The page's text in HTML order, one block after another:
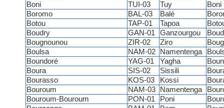
Boni
TUI-03 Tuy
Boni
Boromo
BAL-03 Balé
Botou
TAP-01 Tapoa
Boudry
GAN-01 Ganzourgou
Bougnounou
ZIR-02 Ziro
Boulsa
NAM-02 Namentenga
Boundoré
YAG-01 Yagha
Boura
SIS-02 Sissili
Bourasso
KOS-03 Kossi
Bouroum
NAM-03 Namentenga
Bouroum-Bouroum
PON-01 Poni